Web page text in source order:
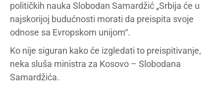
političkih nauka Slobodan Samardžić „Srbija će u
najskorijoj budućnosti morati da preispita svoje
odnose sa Evropskom unijom“.
Ko nije siguran kako će izgledati to preispitivanje,
neka sluša ministra za Kosovo – Slobodana
Samardžića.